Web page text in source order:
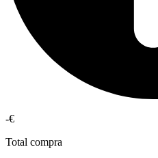
-€
Total compra